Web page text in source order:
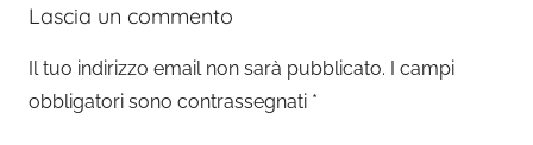
Lascia un commento
Il tuo indirizzo email non sarà pubblicato. I campi
obbligatori sono contrassegnati *